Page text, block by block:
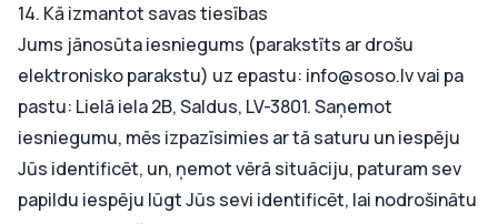
14. Kā izmantot savas tiesības
Jums jānosūta iesniegums (parakstīts ar drošu
elektronisko parakstu) uz epastu: info@soso.lv vai pa
pastu: Lielā iela 2B, Saldus, LV-3801. Saņemot
iesniegumu, mēs izpazīsimies ar tā saturu un iespēju
Jūs identificēt, un, ņemot vērā situāciju, paturam sev
papildu iespēju lūgt Jūs sevi identificēt, lai nodrošinātu